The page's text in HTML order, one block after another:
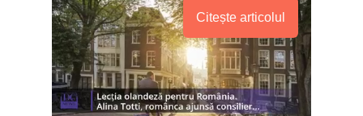
Citește articolul